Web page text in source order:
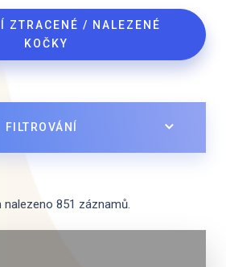
ZTRACENÉ / NALEZENÉ
KOČKY
FILTROVÁNÍ
nalezeno 851 záznamů.